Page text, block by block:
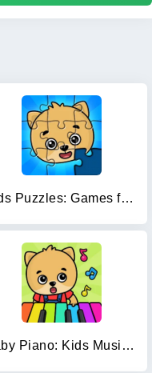
Kids Puzzles: Games for Kids
Baby Piano: Kids Music Games